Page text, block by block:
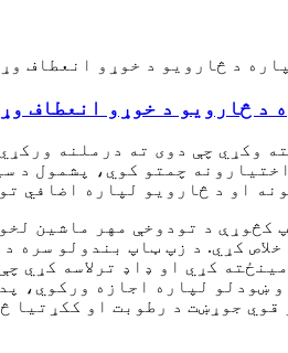
د څارویو د خوړو انعطاف
وکړي چې دوی ته درملنه
چمتو کوي، پشمول د
کڅوړې د تودوخې مهر ماشین
کړي. د زپ ټاپ بندولو سره
کړي او ډاډ ترلاسه کړي
ښودلو لپاره اجازه ورکوي،